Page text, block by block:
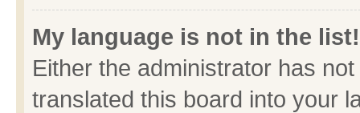
My language is not in the list!
Either the administrator has
translated this board into your